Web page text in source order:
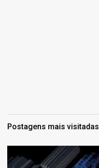
Postagens mais visitadas